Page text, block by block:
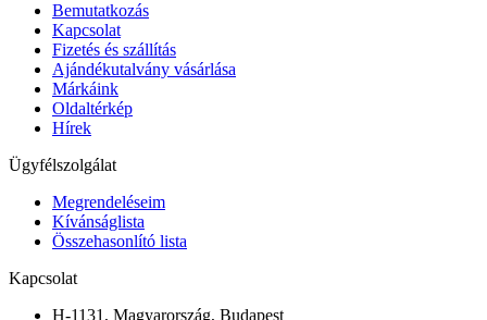
Bemutatkozás
Kapcsolat
Fizetés és szállítás
Ajándékutalvány vásárlása
Márkáink
Oldaltérkép
Hírek
Ügyfélszolgálat
Megrendeléseim
Kívánságlista
Összehasonlító lista
Kapcsolat
H-1131, Magyarország, Budapest